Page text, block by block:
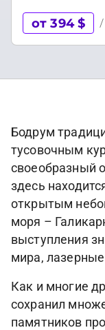
от 394 $
Бодрум
тусовочным
своеобразный
здесь
открытым
моря –
выступления
мира,
Как и многие
сохранил
памятников